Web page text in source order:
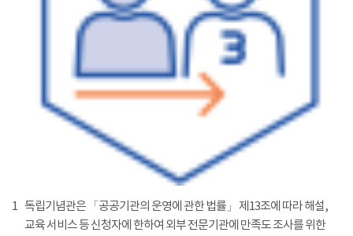
1 독립기념관은 「공공기관의 운영에 관한 법률」 제13조에 따라 해설,
교육 서비스 등 신청자에 한하여 외부 전문기관에 만족도 조사를 위한